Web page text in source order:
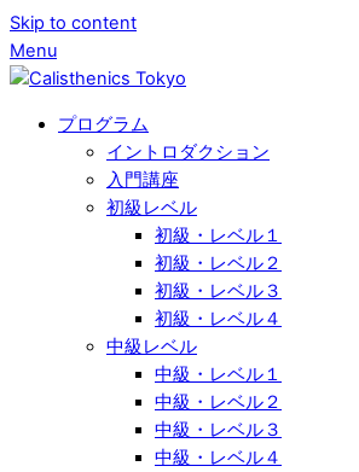
Skip to content
Menu
プログラム
イントロダクション
入門講座
初級レベル
初級・レベル１
初級・レベル２
初級・レベル３
初級・レベル４
中級レベル
中級・レベル１
中級・レベル２
中級・レベル３
中級・レベル４